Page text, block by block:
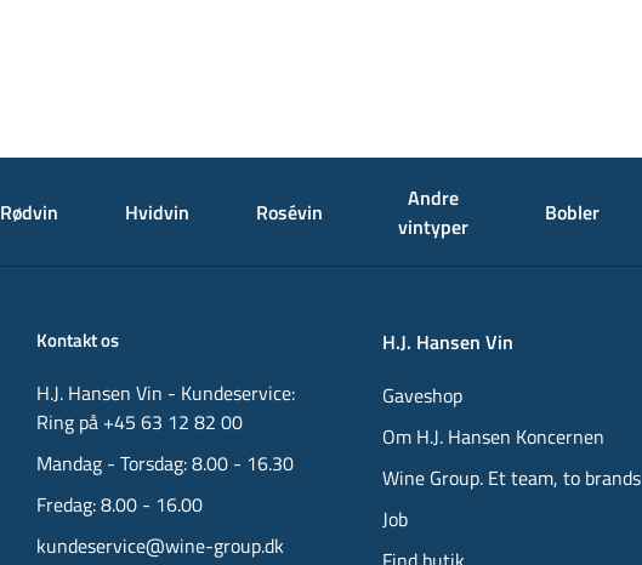
Rødvin Hvidvin Rosévin
Andre
vintyper
Bobler
Kontakt os
H.J. Hansen Vin - Kundeservice:
Ring på +45 63 12 82 00
Mandag - Torsdag: 8.00 - 16.30
Fredag: 8.00 - 16.00
kundeservice@wine-group.dk
H.J. Hansen Vin
Gaveshop
Om H.J. Hansen Koncernen
Wine Group. Et team, to brands
Job